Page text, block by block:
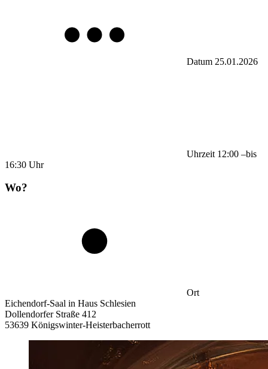
Datum 25.01.2026
Uhrzeit 12:00 –bis
16:30 Uhr
Wo?
Ort
Eichendorf-Saal in Haus Schlesien
Dollendorfer Straße 412
53639 Königswinter-Heisterbacherrott